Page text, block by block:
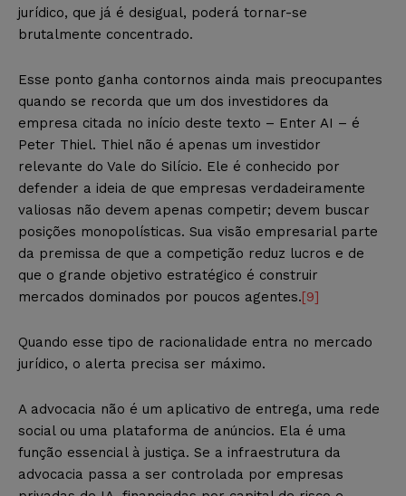
jurídico, que já é desigual, poderá tornar-se
brutalmente concentrado.
Esse ponto ganha contornos ainda mais preocupantes
quando se recorda que um dos investidores da
empresa citada no início deste texto – Enter AI – é
Peter Thiel. Thiel não é apenas um investidor
relevante do Vale do Silício. Ele é conhecido por
defender a ideia de que empresas verdadeiramente
valiosas não devem apenas competir; devem buscar
posições monopolísticas. Sua visão empresarial parte
da premissa de que a competição reduz lucros e de
que o grande objetivo estratégico é construir
mercados dominados por poucos agentes.[9]
Quando esse tipo de racionalidade entra no mercado
jurídico, o alerta precisa ser máximo.
A advocacia não é um aplicativo de entrega, uma rede
social ou uma plataforma de anúncios. Ela é uma
função essencial à justiça. Se a infraestrutura da
advocacia passa a ser controlada por empresas